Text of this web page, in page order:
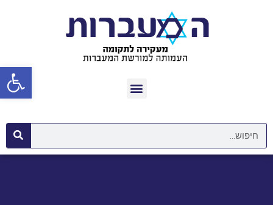
פתח סרגל נגישות